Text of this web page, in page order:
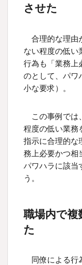
させた
合理的な理由
ない程度の低い
行為も「業務上
のとして、パワ
小な要求）。
この事例では
程度の低い業務
指示に合理的な
務上必要かつ相
パワハラに該当
う。
職場内で複
た
同僚による行